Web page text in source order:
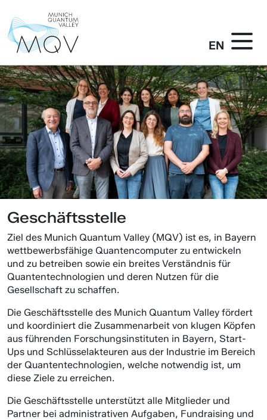
EN
Geschäftsstelle
Ziel des Munich Quantum Valley (MQV) ist es, in Bayern
wettbewerbsfähige Quantencomputer zu entwickeln
und zu betreiben sowie ein breites Verständnis für
Quantentechnologien und deren Nutzen für die
Gesellschaft zu schaffen.
Die Geschäftsstelle des Munich Quantum Valley fördert
und koordiniert die Zusammenarbeit von klugen Köpfen
aus führenden Forschungsinstituten in Bayern, Start-
Ups und Schlüsselakteuren aus der Industrie im Bereich
der Quantentechnologien, welche notwendig ist, um
diese Ziele zu erreichen.
Die Geschäftsstelle unterstützt alle Mitglieder und
Partner bei administrativen Aufgaben, Fundraising und